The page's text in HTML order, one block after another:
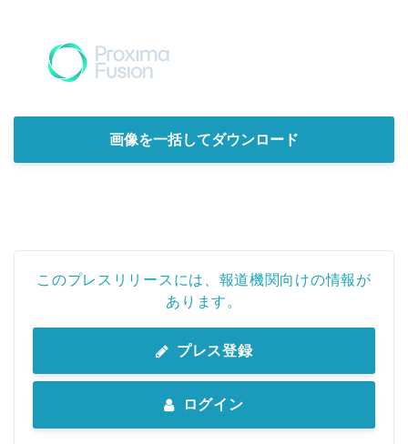
画像を一括してダウンロード
このプレスリリースには、報道機関向けの情報が
あります。
プレス登録
ログイン